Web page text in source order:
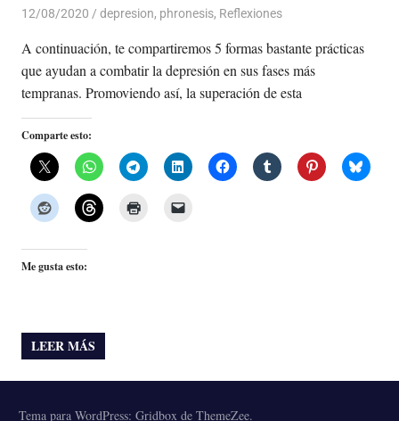
12/08/2020 De todo un Poco
depresion, phronesis, Reflexiones
A continuación, te compartiremos 5 formas bastante prácticas
que ayudan a combatir la depresión en sus fases más
tempranas. Promoviendo así, la superación de esta
Comparte esto:
Me gusta esto:
LEER MÁS
Tema para WordPress: Gridbox de ThemeZee.